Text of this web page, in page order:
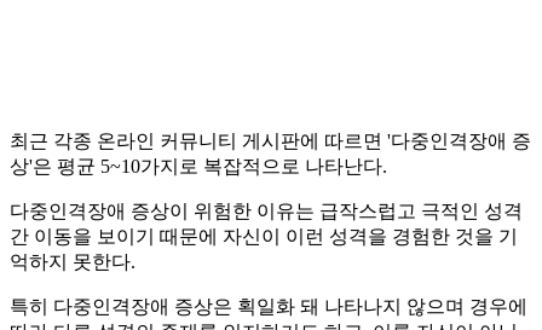
최근 각종 온라인 커뮤니티 게시판에 따르면 '다중인격장애 증
상'은 평균 5~10가지로 복잡적으로 나타난다.
다중인격장애 증상이 위험한 이유는 급작스럽고 극적인 성격
간 이동을 보이기 때문에 자신이 이런 성격을 경험한 것을 기
억하지 못한다.
특히 다중인격장애 증상은 획일화 돼 나타나지 않으며 경우에